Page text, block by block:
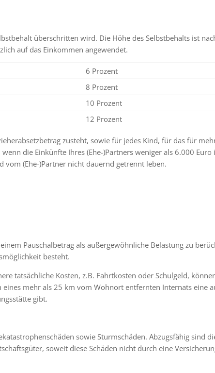
überschritten wird. Die Höhe des Selbstbehalts ist
auf das Einkommen angewendet.
6 Prozent
8 Prozent
10 Prozent
12 Prozent
zusteht, sowie für jedes Kind, für das für
die Einkünfte Ihres (Ehe-)Partners weniger als 6.000 Euro
vom (Ehe-)Partner nicht dauernd getrennt leben.
Pauschalbetrag als außergewöhnliche Belastung zu
besteht.
tatsächliche Kosten, z.B. Fahrtkosten oder Schulgeld,
mehr als 25 km vom Wohnort entfernten Internats eine
gibt.
sowie Sturmschäden. Abzugsfähig sind
soweit diese Schäden nicht durch eine